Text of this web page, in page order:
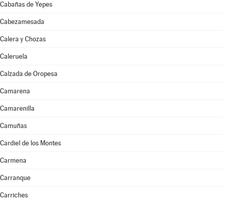
Cabañas de Yepes
Cabezamesada
Calera y Chozas
Caleruela
Calzada de Oropesa
Camarena
Camarenilla
Camuñas
Cardiel de los Montes
Carmena
Carranque
Carriches